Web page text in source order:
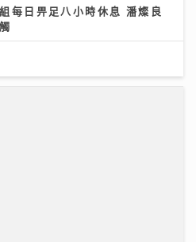
每日畀足八小時休息 潘燦良